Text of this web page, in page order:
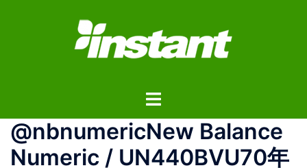
ス
ト
ル
メ
ニ
@nbnumericNew Balance
Numeric / UN440BVU70年